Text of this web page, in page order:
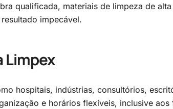
qualificada, materiais de limpeza de
impecável.
Limpex
hospitais, indústrias, consultórios,
e horários flexíveis, inclusive aos